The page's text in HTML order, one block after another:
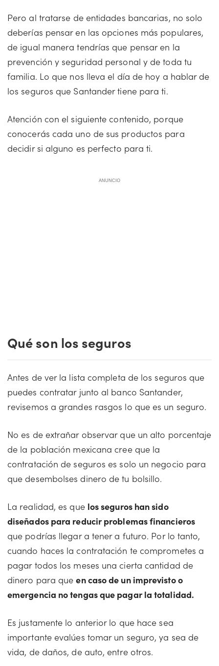
Pero al tratarse de entidades bancarias, no solo
deberías pensar en las opciones más populares,
de igual manera tendrías que pensar en la
prevención y seguridad personal y de toda tu
familia. Lo que nos lleva el día de hoy a hablar de
los seguros que Santander tiene para ti.
Atención con el siguiente contenido, porque
conocerás cada uno de sus productos para
decidir si alguno es perfecto para ti.
ANUNCIO
Qué son los seguros
Antes de ver la lista completa de los seguros que
puedes contratar junto al banco Santander,
revisemos a grandes rasgos lo que es un seguro.
No es de extrañar observar que un alto porcentaje
de la población mexicana cree que la
contratación de seguros es solo un negocio para
que desembolses dinero de tu bolsillo.
La realidad, es que los seguros han sido
diseñados para reducir problemas financieros
que podrías llegar a tener a futuro. Por lo tanto,
cuando haces la contratación te comprometes a
pagar todos los meses una cierta cantidad de
dinero para queen caso de un imprevisto o
emergencia no tengas que pagar la totalidad.
Es justamente lo anterior lo que hace sea
importante evalúes tomar un seguro, ya sea de
vida, de daños, de auto, entre otros.